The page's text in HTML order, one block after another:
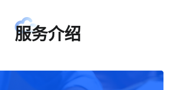
服务介绍